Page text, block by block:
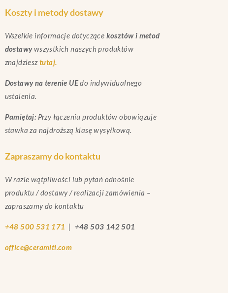
Koszty i metody dostawy
Wszelkie informacje dotyczące kosztów i metod
dostawywszystkich naszych produktów
znajdziesztutaj.
Dostawy na terenie UEdo indywidualnego
ustalenia.
Pamiętaj: Przy łączeniu produktów obowiązuje
stawka za najdroższą klasę wysyłkową.
Zapraszamy do kontaktu
W razie wątpliwości lub pytań odnośnie
produktu / dostawy / realizacji zamówienia –
zapraszamy do kontaktu
+48 500 531 171 | +48 503 142 501
office@ceramiti.com